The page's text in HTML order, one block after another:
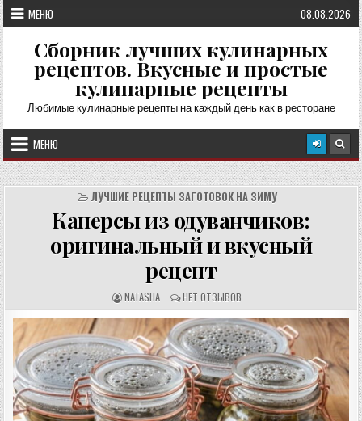
Перейти
к
содержимому
МЕНЮ 08.08.2026
Сборник лучших кулинарных
рецептов. Вкусные и простые
кулинарные рецепты
Любимые кулинарные рецепты на каждый день как в ресторане
МЕНЮ
ЛУЧШИЕ РЕЦЕПТЫ ЗАГОТОВОК НА ЗИМУ
Каперсы из одуванчиков:
оригинальный и вкусный
рецепт
А
В
Т
Р
Р
Е
Ц
Е
П
Т
А
:
NATASHA О
Т
З
Ы
В
Ы
:
НЕТ ОТЗЫВОВ